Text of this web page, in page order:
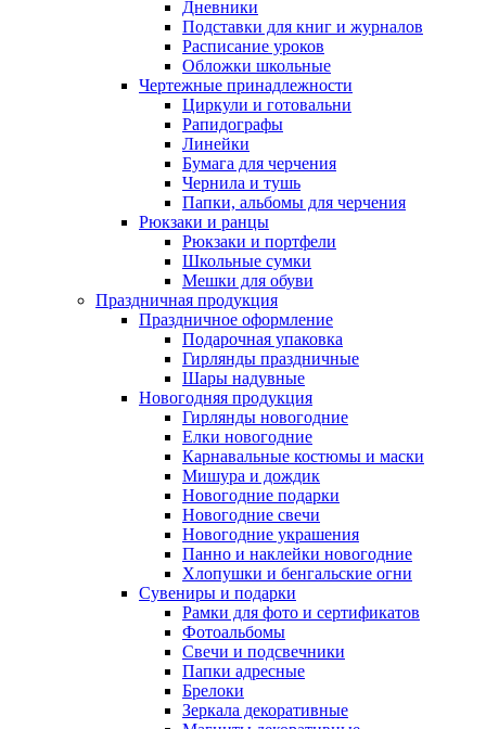
Дневники
Подставки для книг и журналов
Расписание уроков
Обложки школьные
Чертежные принадлежности
Циркули и готовальни
Рапидографы
Линейки
Бумага для черчения
Чернила и тушь
Папки, альбомы для черчения
Рюкзаки и ранцы
Рюкзаки и портфели
Школьные сумки
Мешки для обуви
Праздничная продукция
Праздничное оформление
Подарочная упаковка
Гирлянды праздничные
Шары надувные
Новогодняя продукция
Гирлянды новогодние
Елки новогодние
Карнавальные костюмы и маски
Мишура и дождик
Новогодние подарки
Новогодние свечи
Новогодние украшения
Панно и наклейки новогодние
Хлопушки и бенгальские огни
Сувениры и подарки
Рамки для фото и сертификатов
Фотоальбомы
Свечи и подсвечники
Папки адресные
Брелоки
Зеркала декоративные